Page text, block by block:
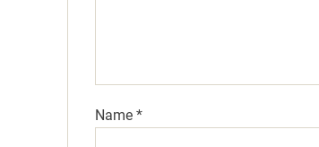
Name *